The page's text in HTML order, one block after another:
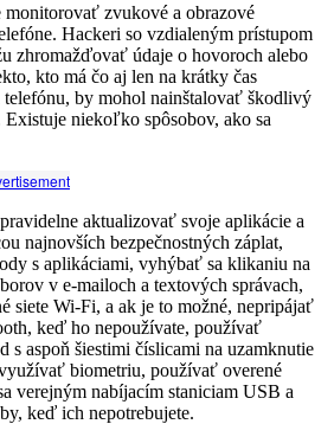
monitorovať zvukové a obrazové
Hackeri so vzdialeným prístupom
zhromažďovať údaje o hovoroch alebo
kto má čo aj len na krátky čas
by mohol nainštalovať škodlivý
Existuje niekoľko spôsobov, ako sa
aktualizovať svoje aplikácie a
najnovších bezpečnostných záplat,
s aplikáciami, vyhýbať sa klikaniu na
v e-mailoch a textových správach,
siete Wi-Fi, a ak je to možné, nepripájať
keď ho nepoužívate, používať
s aspoň šiestimi číslicami na uzamknutie
biometriu, používať overené
verejným nabíjacím staniciam USB a
keď ich nepotrebujete.